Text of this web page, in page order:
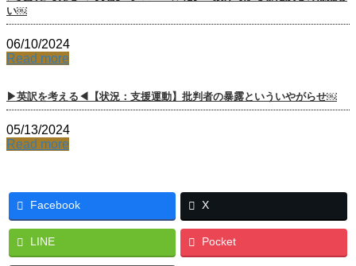
い￼
06/10/2024
Read more
▶英訳を考える◀【状況：支援運動】批判者の暴露といういやがらせ￼
05/13/2024
Read more
Facebook X
LINE Pocket